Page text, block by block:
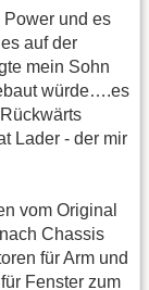
Power und es
auf der
mein Sohn
würde….es
Lader - der mir
vom Original
Chassis
für Arm und
Fenster zum